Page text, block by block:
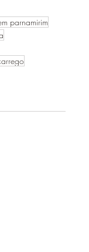
parnamirim